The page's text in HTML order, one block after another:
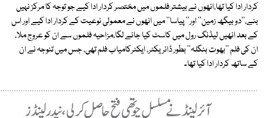
کردار ادا کیا تھا،انھوں نے بیشتر فلموں میں مختصر کردار ادا کیے جو توجہ کا مرکز نہیں
بنے،''دو بیگھ زمین'' اور'' پیاسا'' میں انھوں نے معمولی نوعیت کے کردار ادا کیے اور اس
کے بعد انھیں لیڈنگ رول میں کاسٹ کیا جانے لگا،مزاحیہ فلموں سے ان کو عروج ملا،
ان کی فلم ''بھوت بنگلہ'' بطور ڈائریکٹر، ایکٹرکامیاب فلم تھی، جس میں تنوجہ نے ان
کے ساتھ کردار ادا کیا تھا۔